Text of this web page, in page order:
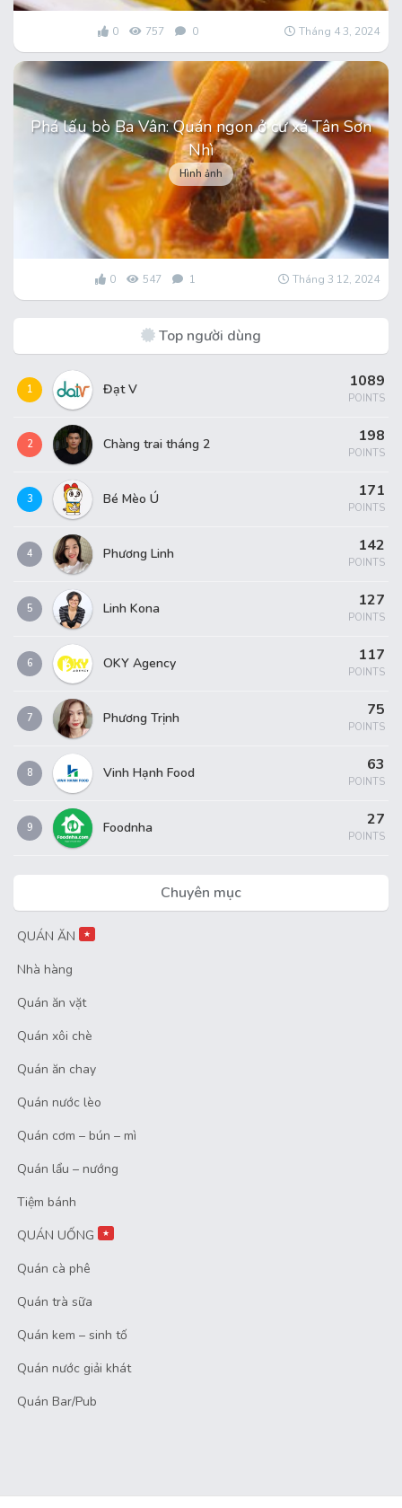
0 757 0 Tháng 4 3, 2024
Phá lấu bò Ba Vân: Quán ngon ở cư xá Tân Sơn
Nhì
Hình ảnh
0 547 1 Tháng 3 12, 2024
Top người dùng
1 Đạt V 1089
POINTS
2 Chàng trai tháng 2 198
POINTS
3 Bé Mèo Ú 171
POINTS
4 Phương Linh 142
POINTS
5 Linh Kona 127
POINTS
6 OKY Agency 117
POINTS
7 Phương Trịnh 75
POINTS
8 Vinh Hạnh Food 63
POINTS
9 Foodnha 27
POINTS
Chuyên mục
QUÁN ĂN ★
Nhà hàng
Quán ăn vặt
Quán xôi chè
Quán ăn chay
Quán nước lèo
Quán cơm – bún – mì
Quán lẩu – nướng
Tiệm bánh
QUÁN UỐNG
★
Quán cà phê
Quán trà sữa
Quán kem – sinh tố
Quán nước giải khát
Quán Bar/Pub